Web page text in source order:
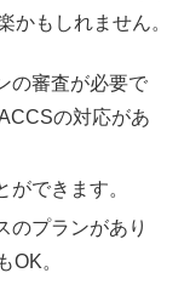
かもしれません。
の審査が必要で
の対応があ
できます。
のプランがあり
OK。